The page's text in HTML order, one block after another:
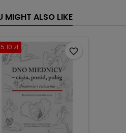
MIGHT ALSO LIKE
zł favorite_border